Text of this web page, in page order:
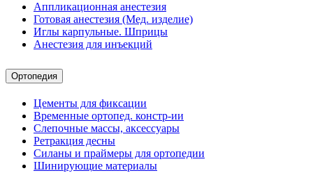
Аппликационная анестезия
Готовая анестезия (Мед. изделие)
Иглы карпульные. Шприцы
Анестезия для инъекций
Ортопедия
Цементы для фиксации
Временные ортопед. констр-ии
Слепочные массы, аксессуары
Ретракция десны
Силаны и праймеры для ортопедии
Шинирующие материалы